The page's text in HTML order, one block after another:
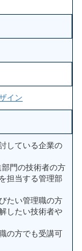
イン
している企業の
門の技術者の方
担当する管理部
たい管理職の方
したい技術者や
の方でも受講可